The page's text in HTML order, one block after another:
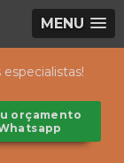
MENU
orçamento